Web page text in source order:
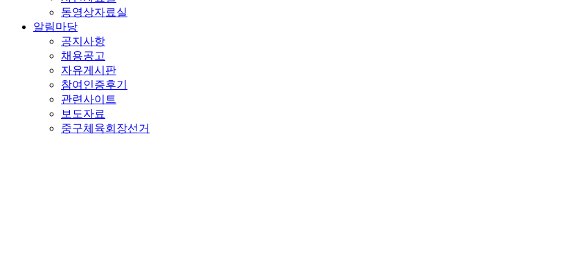
동영상자료실
알림마당
공지사항
채용공고
자유게시판
참여인증후기
관련사이트
보도자료
중구체육회장선거